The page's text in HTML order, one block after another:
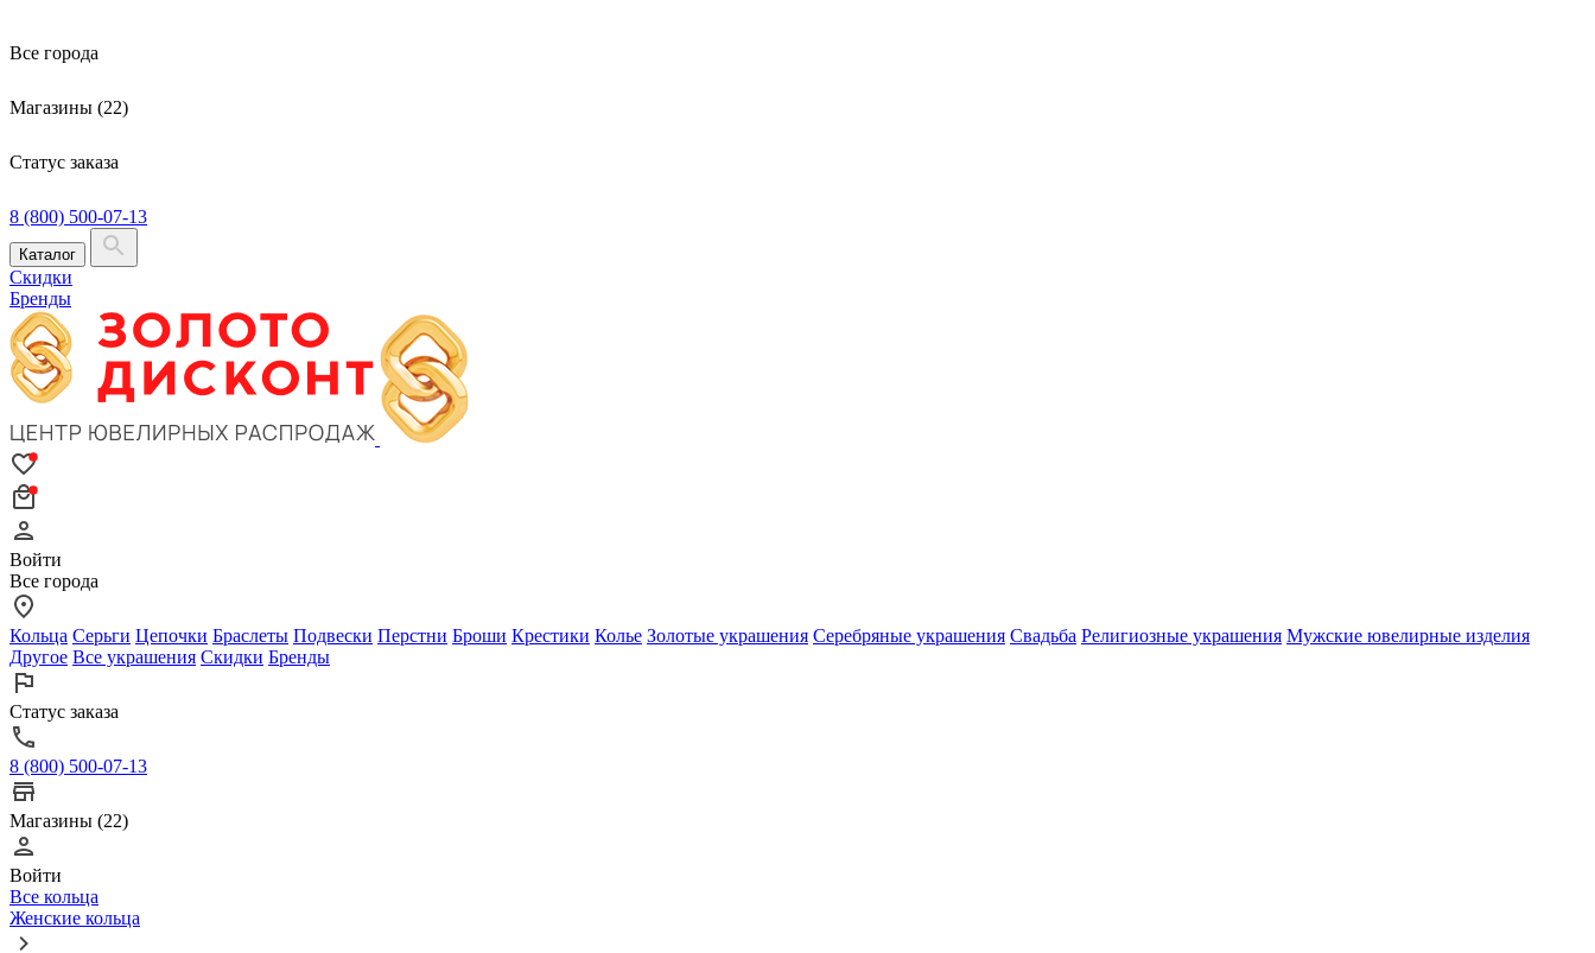
Все города
Магазины (22)
Статус заказа
8 (800) 500-07-13
Каталог
Скидки
Бренды
Войти
Все города
Кольца Серьги Цепочки Браслеты Подвески Перстни Броши Крестики Колье Золотые украшения Серебряные украшения Свадьба Религиозные украшения Мужские ювелирные изделия
Другое Все украшения Скидки Бренды
Статус заказа
8 (800) 500-07-13
Магазины (22)
Войти
Все кольца
Женские кольца